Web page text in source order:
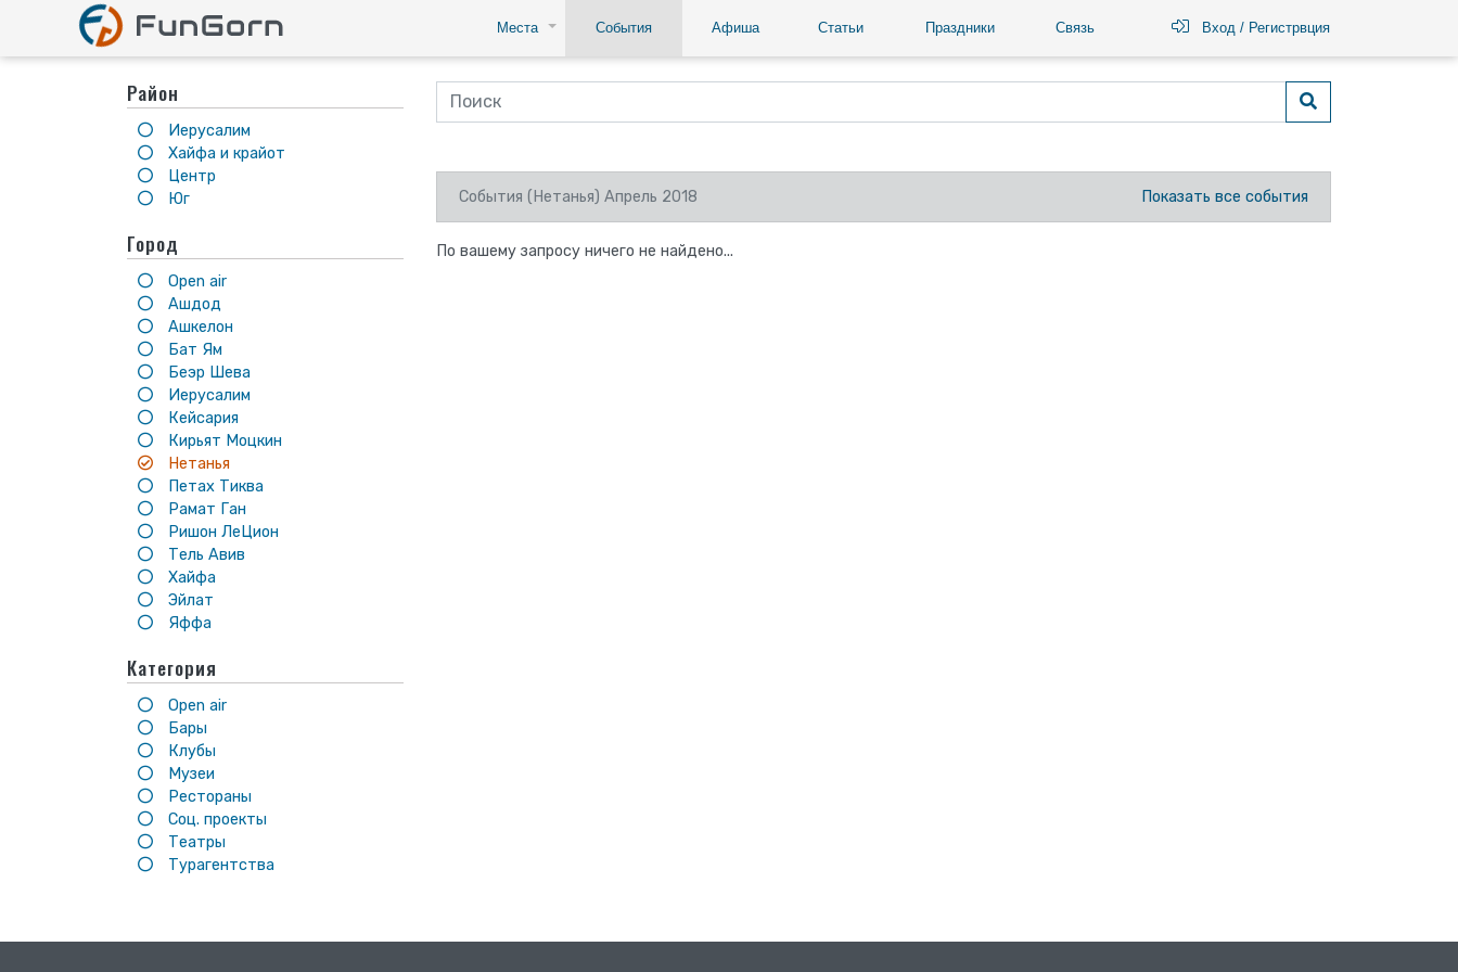
Места События Афиша Статьи Праздники Связь Вход / Регистрвция
Район
Иерусалим
Хайфа и крайот
Центр
Юг
Город
Open air
Ашдод
Ашкелон
Бат Ям
Беэр Шева
Иерусалим
Кейсария
Кирьят Моцкин
Нетанья
Петах Тиква
Рамат Ган
Ришон ЛеЦион
Тель Авив
Хайфа
Эйлат
Яффа
Категория
Open air
Бары
Клубы
Музеи
Рестораны
Соц. проекты
Театры
Турагентства
События (Нетанья) Апрель 2018 Показать все события
По вашему запросу ничего не найдено...